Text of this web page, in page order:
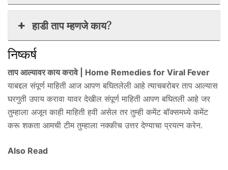
हाडी ताप म्हणजे काय?
निष्कर्ष
ताप आल्यावर काय करावे | Home Remedies for Viral Fever
याबद्दल संपूर्ण माहिती आज आपण बघितलेली आहे त्याचबरोबर ताप आल्यास
घरगुती उपाय करावा यावर देखील संपूर्ण माहिती आपण बघितली आहे जर
तुम्हाला अजून काही माहिती हवी असेल तर तुम्ही कमेंट बॉक्समध्ये कमेंट
करू शकता आमची टीम तुम्हाला नक्कीच उत्तर देण्याचा प्रयत्न करेन.
Also Read